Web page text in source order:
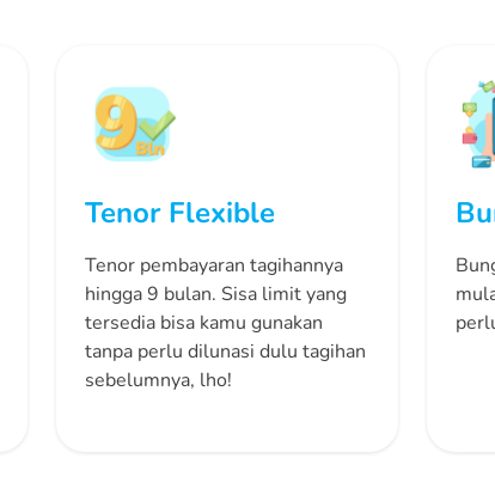
Tenor Flexible
Tenor pembayaran tagihannya
hingga 9 bulan. Sisa limit yang
tersedia bisa kamu gunakan
tanpa perlu dilunasi dulu tagihan
sebelumnya, lho!